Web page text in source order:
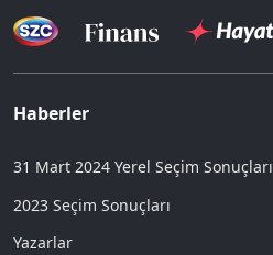
Haberler
31 Mart 2024 Yerel Seçim Sonuçları
2023 Seçim Sonuçları
Yazarlar